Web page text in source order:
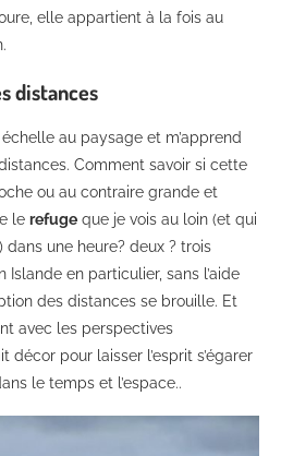
elle appartient à la fois au
distances
au paysage et m’apprend
Comment savoir si cette
ou au contraire grande et
le refuge que je vois au loin (et qui
une heure? deux ? trois
Islande en particulier, sans l’aide
des distances se brouille. Et
avec les perspectives
décor pour laisser l’esprit s’égarer
le temps et l’espace..